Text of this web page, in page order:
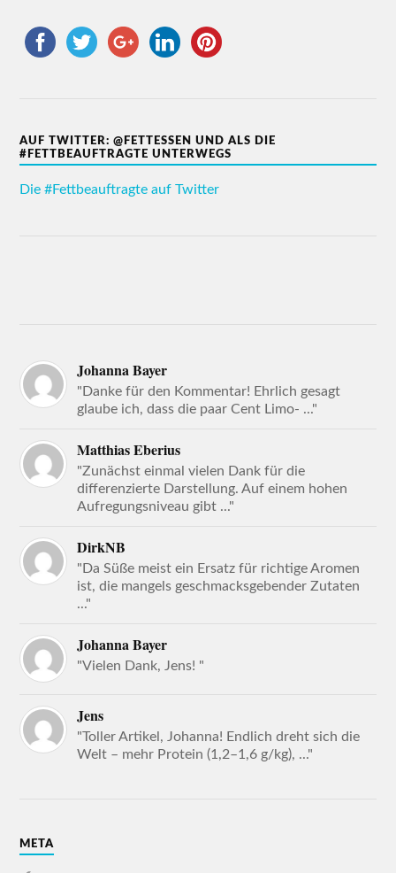
AUF TWITTER: @FETTESSEN UND ALS DIE
#FETTBEAUFTRAGTE UNTERWEGS
Die #Fettbeauftragte auf Twitter
Johanna Bayer
"Danke für den Kommentar! Ehrlich gesagt
glaube ich, dass die paar Cent Limo- ..."
Matthias Eberius
"Zunächst einmal vielen Dank für die
differenzierte Darstellung. Auf einem hohen
Aufregungsniveau gibt ..."
DirkNB
"Da Süße meist ein Ersatz für richtige Aromen
ist, die mangels geschmacksgebender Zutaten
..."
Johanna Bayer
"Vielen Dank, Jens! "
Jens
"Toller Artikel, Johanna! Endlich dreht sich die
Welt – mehr Protein (1,2–1,6 g/kg), ..."
META